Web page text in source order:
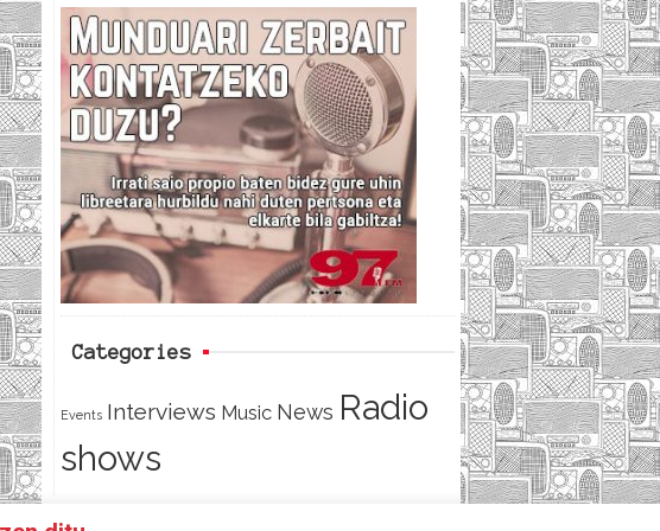
c
e
b
o
o
i
t
t
e
r
e
d
Categories
Events Interviews Music News Radio
shows